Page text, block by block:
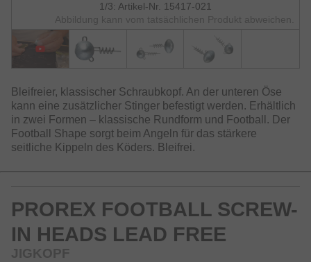
1/3: Artikel-Nr. 15417-021
Abbildung kann vom tatsächlichen Produkt abweichen.
Bleifreier, klassischer Schraubkopf. An der unteren Öse
kann eine zusätzlicher Stinger befestigt werden. Erhältlich
in zwei Formen – klassische Rundform und Football. Der
Football Shape sorgt beim Angeln für das stärkere
seitliche Kippeln des Köders. Bleifrei.
PROREX FOOTBALL SCREW-
IN HEADS LEAD FREE
JIGKOPF